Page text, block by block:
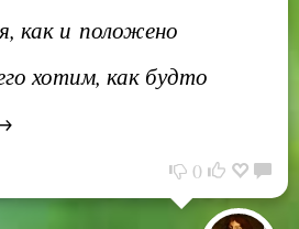
как и положено
хотим, как будто
0